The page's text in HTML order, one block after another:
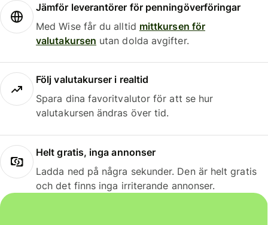
Jämför leverantörer för penningöverföringar
Med Wise får du alltid mittkursen för
valutakursen utan dolda avgifter.
Följ valutakurser i realtid
Spara dina favoritvalutor för att se hur
valutakursen ändras över tid.
Helt gratis, inga annonser
Ladda ned på några sekunder. Den är helt gratis
och det finns inga irriterande annonser.